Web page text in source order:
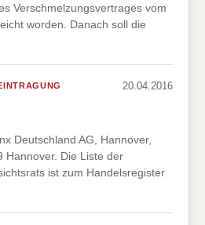
Verschmelzungsvertrages vom
worden. Danach soll die
20.04.2016
Deutschland AG, Hannover,
Hannover. Die Liste der
ist zum Handelsregister